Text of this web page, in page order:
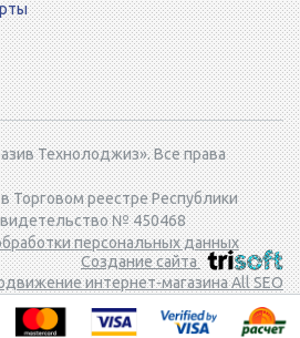
Технолоджиз». Все права
Торговом реестре Республики
№ 450468
персональных данных
Создание сайта
интернет-магазина All SEO